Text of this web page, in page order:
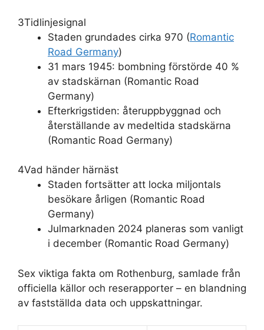
3Tidlinjesignal
Staden grundades cirka 970 (Romantic
Road Germany)
31 mars 1945: bombning förstörde 40 %
av stadskärnan (Romantic Road
Germany)
Efterkrigstiden: återuppbyggnad och
återställande av medeltida stadskärna
(Romantic Road Germany)
4Vad händer härnäst
Staden fortsätter att locka miljontals
besökare årligen (Romantic Road
Germany)
Julmarknaden 2024 planeras som vanligt
i december (Romantic Road Germany)
Sex viktiga fakta om Rothenburg, samlade från
officiella källor och reserapporter – en blandning
av fastställda data och uppskattningar.